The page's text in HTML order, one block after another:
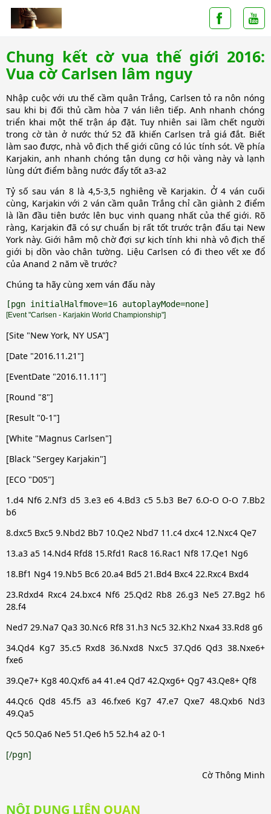
Chung kết cờ vua thế giới 2016:
Vua cờ Carlsen lâm nguy
Nhập cuộc với ưu thế cầm quân Trắng, Carlsen tỏ ra nôn nóng
sau khi bị đối thủ cầm hòa 7 ván liên tiếp. Anh nhanh chóng
triển khai một thế trận áp đặt. Tuy nhiên sai lầm chết người
trong cờ tàn ở nước thứ 52 đã khiến Carlsen trả giá đắt. Biết
làm sao được, nhà vô địch thế giới cũng có lúc tính sót. Về phía
Karjakin, anh nhanh chóng tận dụng cơ hội vàng này và lạnh
lùng dứt điểm bằng nước đẩy tốt a3-a2
Tỷ số sau ván 8 là 4,5-3,5 nghiêng về Karjakin. Ở 4 ván cuối
cùng, Karjakin với 2 ván cầm quân Trắng chỉ cần giành 2 điểm
là lần đầu tiên bước lên bục vinh quang nhất của thế giới. Rõ
ràng, Karjakin đã có sự chuẩn bị rất tốt trước trận đấu tại New
York này. Giới hâm mộ chờ đợi sự kịch tính khi nhà vô địch thế
giới bị dồn vào chân tường. Liệu Carlsen có đi theo vết xe đổ
của Anand 2 năm về trước?
Chúng ta hãy cùng xem ván đấu này
[Event "Carlsen - Karjakin World Championship"]
[Site "New York, NY USA"]
[Date "2016.11.21"]
[EventDate "2016.11.11"]
[Round "8"]
[Result "0-1"]
[White "Magnus Carlsen"]
[Black "Sergey Karjakin"]
[ECO "D05"]
1.d4 Nf6 2.Nf3 d5 3.e3 e6 4.Bd3 c5 5.b3 Be7 6.O-O O-O 7.Bb2
b6
8.dxc5 Bxc5 9.Nbd2 Bb7 10.Qe2 Nbd7 11.c4 dxc4 12.Nxc4 Qe7
13.a3 a5 14.Nd4 Rfd8 15.Rfd1 Rac8 16.Rac1 Nf8 17.Qe1 Ng6
18.Bf1 Ng4 19.Nb5 Bc6 20.a4 Bd5 21.Bd4 Bxc4 22.Rxc4 Bxd4
23.Rdxd4 Rxc4 24.bxc4 Nf6 25.Qd2 Rb8 26.g3 Ne5 27.Bg2 h6
28.f4
Ned7 29.Na7 Qa3 30.Nc6 Rf8 31.h3 Nc5 32.Kh2 Nxa4 33.Rd8 g6
34.Qd4 Kg7 35.c5 Rxd8 36.Nxd8 Nxc5 37.Qd6 Qd3 38.Nxe6+
fxe6
39.Qe7+ Kg8 40.Qxf6 a4 41.e4 Qd7 42.Qxg6+ Qg7 43.Qe8+ Qf8
44.Qc6 Qd8 45.f5 a3 46.fxe6 Kg7 47.e7 Qxe7 48.Qxb6 Nd3
49.Qa5
Qc5 50.Qa6 Ne5 51.Qe6 h5 52.h4 a2 0-1
[/pgn]
Cờ Thông Minh
NỘI DUNG LIÊN QUAN